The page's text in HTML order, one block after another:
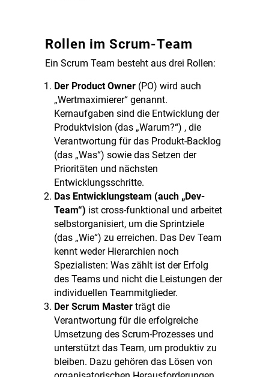
Rollen im Scrum-Team
Ein Scrum Team besteht aus drei Rollen:
Der Product Owner (PO) wird auch
„Wertmaximierer“ genannt.
Kernaufgaben sind die Entwicklung der
Produktvision (das „Warum?“) , die
Verantwortung für das Produkt-Backlog
(das „Was“) sowie das Setzen der
Prioritäten und nächsten
Entwicklungsschritte.
Das Entwicklungsteam (auch „Dev-
Team“) ist cross-funktional und arbeitet
selbstorganisiert, um die Sprintziele
(das „Wie“) zu erreichen. Das Dev Team
kennt weder Hierarchien noch
Spezialisten: Was zählt ist der Erfolg
des Teams und nicht die Leistungen der
individuellen Teammitglieder.
Der Scrum Master trägt die
Verantwortung für die erfolgreiche
Umsetzung des Scrum-Prozesses und
unterstützt das Team, um produktiv zu
bleiben. Dazu gehören das Lösen von